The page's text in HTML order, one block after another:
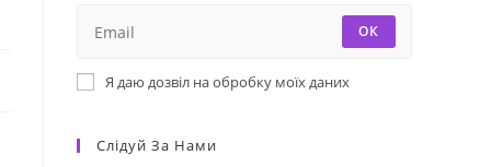
ОК
Я даю дозвіл на обробку моїх даних
Слідуй За Нами